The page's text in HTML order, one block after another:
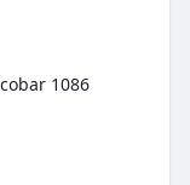
1086